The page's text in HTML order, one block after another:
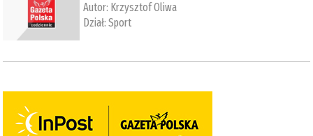
Autor: Krzysztof Oliwa
Dział:Sport